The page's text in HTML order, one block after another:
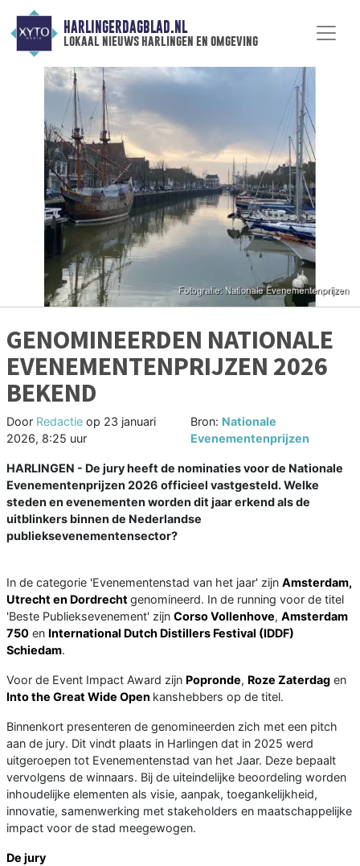
HARLINGERDAGBLAD.NL
lokaal nieuws harlingen en omgeving
GENOMINEERDEN NATIONALE
EVENEMENTENPRIJZEN 2026
BEKEND
Door Redactie op 23 januari
2026, 8:25 uur
Bron: Nationale
Evenementenprijzen
HARLINGEN - De jury heeft de nominaties voor de Nationale
Evenementenprijzen 2026 officieel vastgesteld. Welke
steden en evenementen worden dit jaar erkend als de
uitblinkers binnen de Nederlandse
publieksevenementensector?
In de categorie 'Evenementenstad van het jaar' zijn Amsterdam,
Utrecht en Dordrecht genomineerd. In de running voor de titel
'Beste Publieksevenement' zijn Corso Vollenhove, Amsterdam
750 en International Dutch Distillers Festival (IDDF)
Schiedam.
Voor de Event Impact Award zijn Popronde, Roze Zaterdag en
Into the Great Wide Open kanshebbers op de titel.
Binnenkort presenteren de genomineerden zich met een pitch
aan de jury. Dit vindt plaats in Harlingen dat in 2025 werd
uitgeroepen tot Evenementenstad van het Jaar. Deze bepaalt
vervolgens de winnaars. Bij de uiteindelijke beoordeling worden
inhoudelijke elementen als visie, aanpak, toegankelijkheid,
innovatie, samenwerking met stakeholders en maatschappelijke
impact voor de stad meegewogen.
De jury